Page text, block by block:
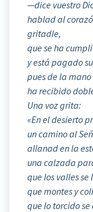
—dice vuestro
hablad al
gritadle,
que se ha
y está pagado
pues de la
ha recibido
Una voz grita:
«En el desierto
un camino al
allanad en la
una calzada
que los valles se
que montes y
que lo torcido se